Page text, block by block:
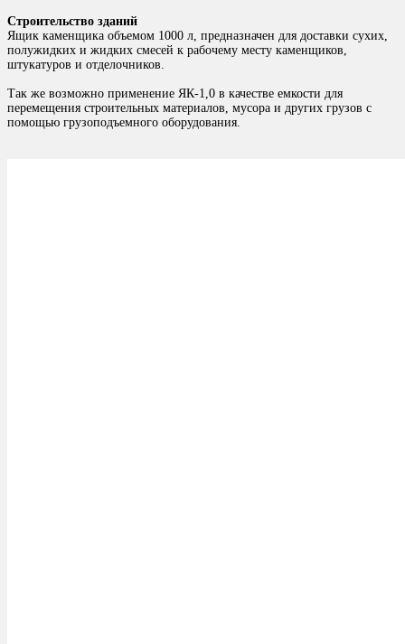
Строительство зданий
Ящик каменщика объемом 1000 л, предназначен для доставки сухих,
полужидких и жидких смесей к рабочему месту каменщиков,
штукатуров и отделочников.
Так же возможно применение ЯК-1,0 в качестве емкости для
перемещения строительных материалов, мусора и других грузов с
помощью грузоподъемного оборудования.